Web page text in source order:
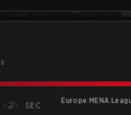
SEC
Europe MENA